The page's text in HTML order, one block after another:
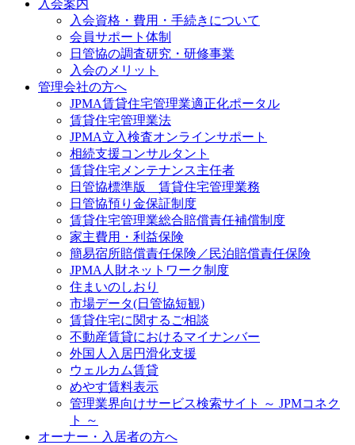
入会案内
入会資格・費用・手続きについて
会員サポート体制
日管協の調査研究・研修事業
入会のメリット
管理会社の方へ
JPMA賃貸住宅管理業適正化ポータル
賃貸住宅管理業法
JPMA立入検査オンラインサポート
相続支援コンサルタント
賃貸住宅メンテナンス主任者
日管協標準版 賃貸住宅管理業務
日管協預り金保証制度
賃貸住宅管理業総合賠償責任補償制度
家主費用・利益保険
簡易宿所賠償責任保険／民泊賠償責任保険
JPMA人財ネットワーク制度
住まいのしおり
市場データ(日管協短観)
賃貸住宅に関するご相談
不動産賃貸におけるマイナンバー
外国人入居円滑化支援
ウェルカム賃貸
めやす賃料表示
管理業界向けサービス検索サイト ～ JPMコネク
ト ～
オーナー・入居者の方へ